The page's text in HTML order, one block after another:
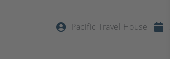
Pacific Travel House